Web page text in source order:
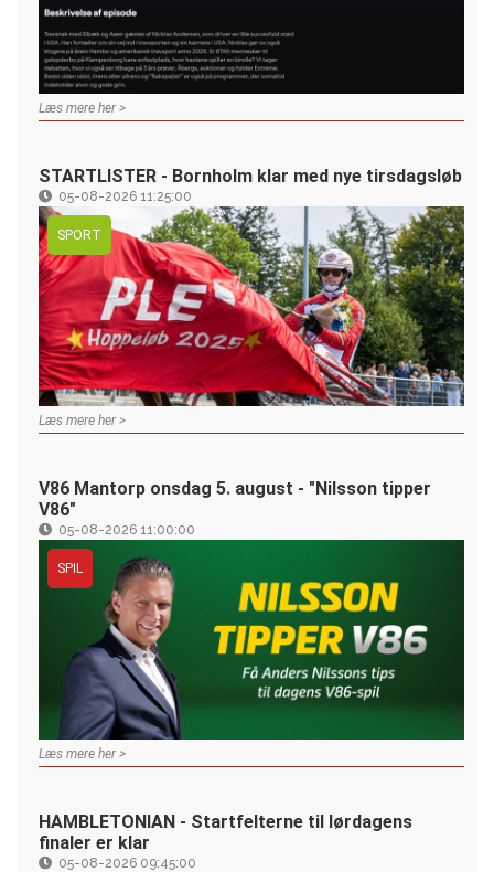
Læs mere her >
STARTLISTER - Bornholm klar med nye tirsdagsløb
05-08-2026 11:25:00
SPORT
Læs mere her >
V86 Mantorp onsdag 5. august - "Nilsson tipper
V86"
05-08-2026 11:00:00
SPIL
Læs mere her >
HAMBLETONIAN - Startfelterne til lørdagens
finaler er klar
05-08-2026 09:45:00